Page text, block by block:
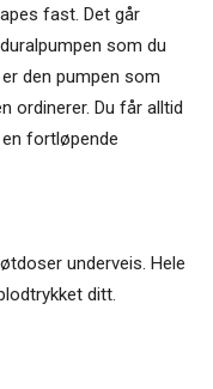
fast. Det går
som du
den pumpen som
ordinerer. Du får alltid
fortløpende
underveis. Hele
ditt.